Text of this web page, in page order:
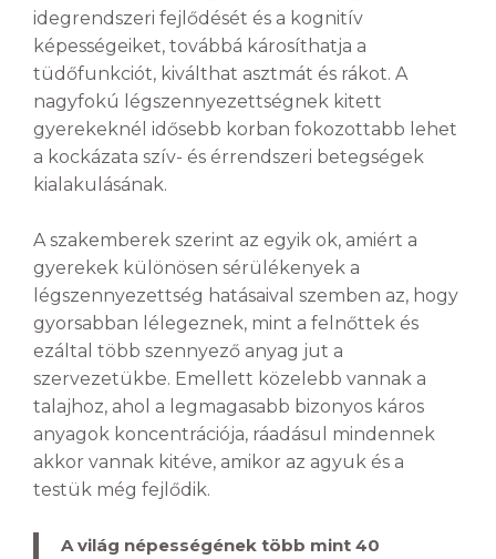
idegrendszeri fejlődését és a kognitív
képességeiket, továbbá károsíthatja a
tüdőfunkciót, kiválthat asztmát és rákot. A
nagyfokú légszennyezettségnek kitett
gyerekeknél idősebb korban fokozottabb lehet
a kockázata szív- és érrendszeri betegségek
kialakulásának.
A szakemberek szerint az egyik ok, amiért a
gyerekek különösen sérülékenyek a
légszennyezettség hatásaival szemben az, hogy
gyorsabban lélegeznek, mint a felnőttek és
ezáltal több szennyező anyag jut a
szervezetükbe. Emellett közelebb vannak a
talajhoz, ahol a legmagasabb bizonyos káros
anyagok koncentrációja, ráadásul mindennek
akkor vannak kitéve, amikor az agyuk és a
testük még fejlődik.
A világ népességének több mint 40